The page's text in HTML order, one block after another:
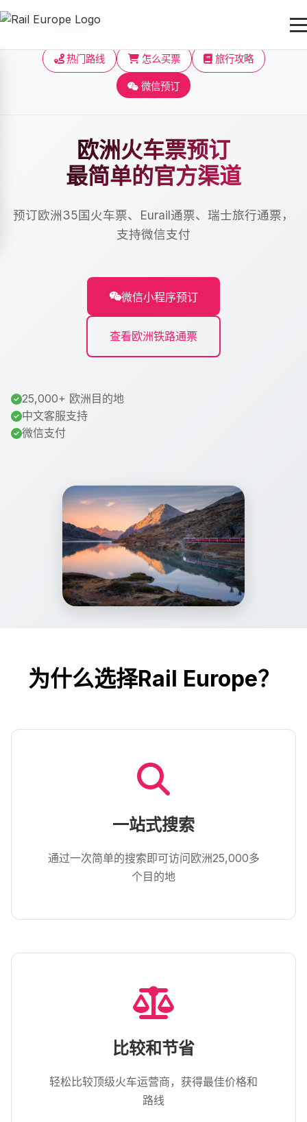
热门路线 怎么买票 旅行攻略
微信预订
欧洲火车票预订
最简单的官方渠道
预订欧洲35国火车票、Eurail通票、瑞士旅行通票，
支持微信支付
微信小程序预订
查看欧洲铁路通票
25,000+ 欧洲目的地
中文客服支持
微信支付
为什么选择Rail Europe？
一站式搜索
通过一次简单的搜索即可访问欧洲25,000多
个目的地
比较和节省
轻松比较顶级火车运营商，获得最佳价格和
路线